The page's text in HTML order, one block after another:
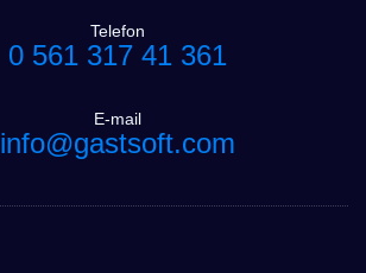
Telefon
0 561 317 41 361
E-mail
info@gastsoft.com